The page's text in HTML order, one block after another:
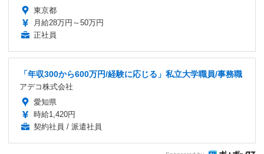
東京都
月給28万円～50万円
正社員
「年収300から600万円/経験に応じる」私立大学職員/事務職
アデコ株式会社
愛知県
時給1,420円
契約社員 / 派遣社員